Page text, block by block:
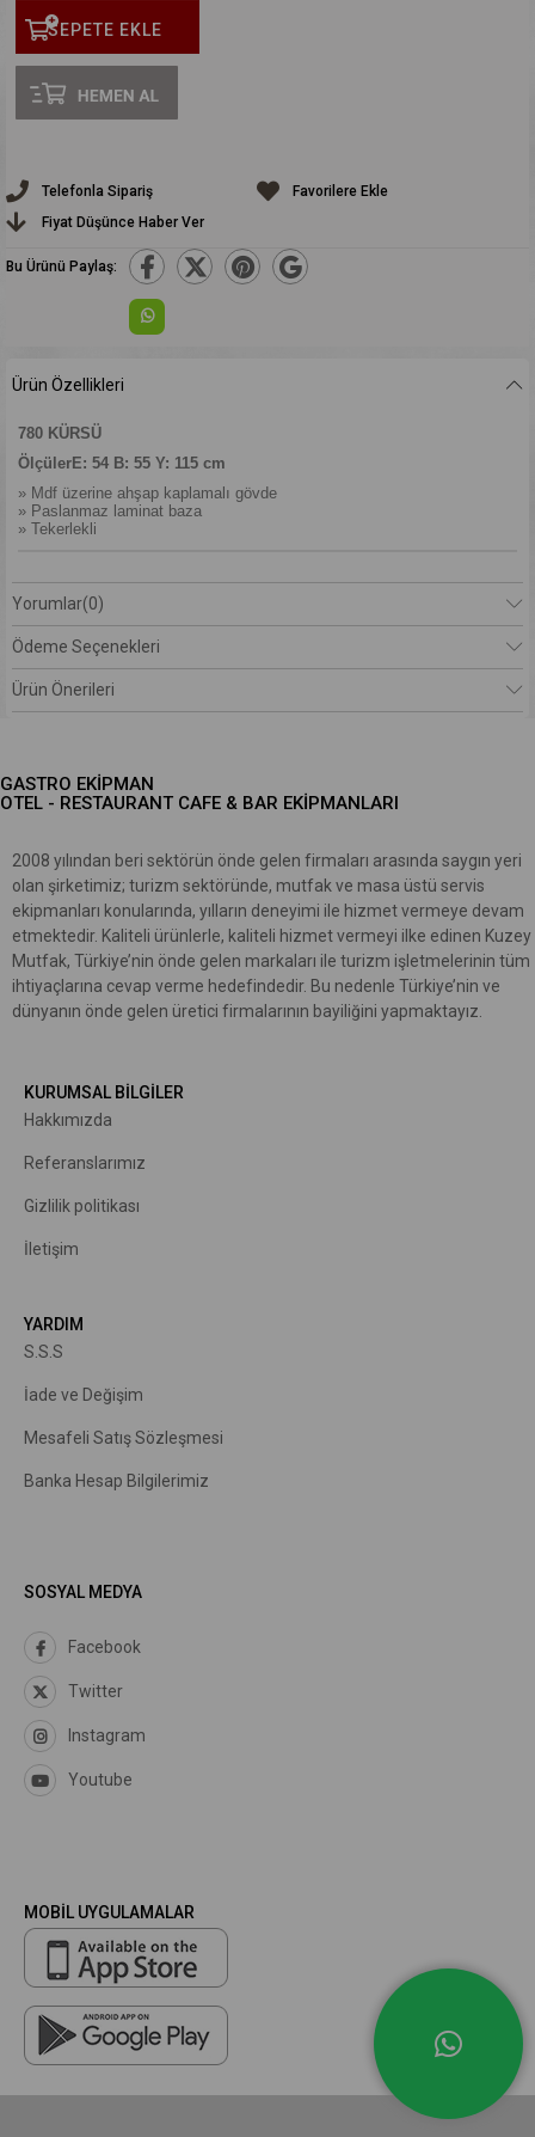
Telefonla Sipariş
Favorilere Ekle
Fiyat Düşünce Haber Ver
Bu Ürünü Paylaş:
Ürün Özellikleri
780 KÜRSÜ
ÖlçülerE: 54 B: 55 Y: 115 cm
» Mdf üzerine ahşap kaplamalı gövde
» Paslanmaz laminat baza
» Tekerlekli
Yorumlar(0)
Ödeme Seçenekleri
Ürün Önerileri
GASTRO EKİPMAN
OTEL - RESTAURANT CAFE & BAR EKİPMANLARI
2008 yılından beri sektörün önde gelen firmaları arasında saygın yeri
olan şirketimiz; turizm sektöründe, mutfak ve masa üstü servis
ekipmanları konularında, yılların deneyimi ile hizmet vermeye devam
etmektedir. Kaliteli ürünlerle, kaliteli hizmet vermeyi ilke edinen Kuzey
Mutfak, Türkiye’nin önde gelen markaları ile turizm işletmelerinin tüm
ihtiyaçlarına cevap verme hedefindedir. Bu nedenle Türkiye’nin ve
dünyanın önde gelen üretici firmalarının bayiliğini yapmaktayız.
KURUMSAL BİLGİLER
Hakkımızda
Referanslarımız
Gizlilik politikası
İletişim
YARDIM
S.S.S
İade ve Değişim
Mesafeli Satış Sözleşmesi
Banka Hesap Bilgilerimiz
SOSYAL MEDYA
Facebook
Twitter
Instagram
Youtube
MOBİL UYGULAMALAR